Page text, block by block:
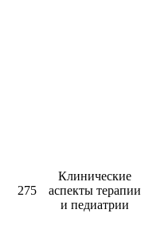
275
Клинические
аспекты терапии
и педиатрии